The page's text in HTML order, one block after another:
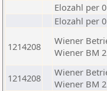
Elozahl per
Elozahl per
1214208
Wiener
Wiener BM
1214208
Wiener
Wiener BM